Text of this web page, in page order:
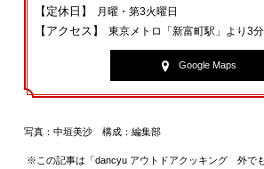
【定休日】 月曜・第3火曜日
【アクセス】 東京メトロ「新富町駅」より3分
Google Maps
写真：中垣美沙 構成：編集部
※この記事は「dancyu アウトドアクッキング 外で